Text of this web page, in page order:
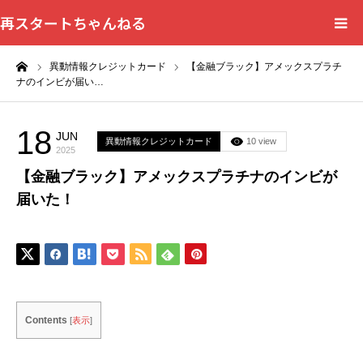
再スタートちゃんねる
異動情報クレジットカード
【金融ブラック】アメックスプラチ
ナのインビが届い…
18 JUN
2025
異動情報クレジットカード 10 view
【金融ブラック】アメックスプラチナのインビが
届いた！
Contents [表示]
HOME
プライバシーポリシー